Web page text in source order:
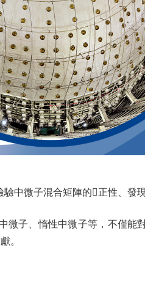
微子混合矩陣的正性、發現
子、惰性中微子等，不僅能
。